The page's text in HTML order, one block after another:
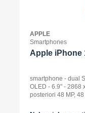
APPLE
Smartphones
Apple iPhone
smartphone - dual
OLED - 6.9" - 2868
posteriori 48 MP,